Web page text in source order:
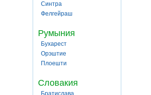
Синтра
Фелгейраш
Румыния
Бухарест
Орэштие
Плоешти
Словакия
Братислава